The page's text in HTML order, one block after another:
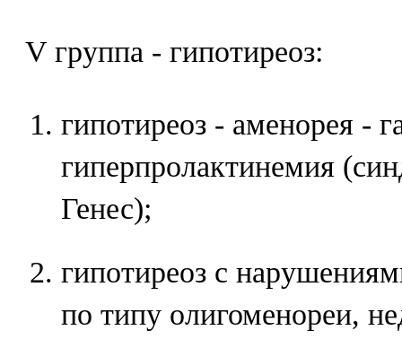
V группа - гипотиреоз:
гипотиреоз - аменорея -
гиперпролактинемия
Генес);
гипотиреоз с
по типу олигоменореи,